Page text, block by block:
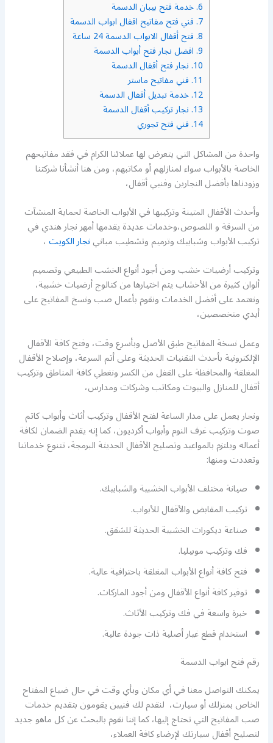
6. خدمة فتح بيبان الدسمة
7. فني فتح مفاتيح اقفال ابواب الدسمة
8. فتح أقفال الابواب الدسمة 24 ساعة
9. افضل نجار فتح أبواب الدسمة
10. نجار فتح أقفال الدسمة
11. فني مفاتيح ماستر
12. خدمة تبديل أقفال الدسمة
13. نجار تركيب أقفال الدسمة
14. فني فتح تجوري
واحدة من المشاكل التي يتعرض لها عملائنا الكرام في فقد مفاتيحهم
الخاصة بالأبواب سواء لمنازلهم أو مكاتبهم، ومن هنا أنشأنا شركتنا
وزودناها بأفضل النجارين وفنيي أقفال،
وأحدث الأقفال المتينة وتركيبها في الأبواب الخاصة لحماية المنشآت
من السرقة و اللصوص،وخدمات عديدة يقدمها أمهر نجار هندي في
تركيب الأبواب وشبابيك وترميم وتشطيب مبانينجار الكويت،
وتركيب أرضيات خشب ومن أجود أنواع الخشب الطبيعي وتصميم
ألوان كثيرة من الأخشاب يتم اختيارها من كتالوج أرضيات خشبية،
ونعتمد على أفضل الخدمات ونقوم بأعمال صب ونسخ المفاتيح على
أيدي متخصصين،
وعمل نسخة المفاتيح طبق الأصل وبأسرع وقت، وفتح كافة الأقفال
الإلكترونية بأحدث التقنيات الحديثة وعلى أتم السرعة، وإصلاح الأقفال
المغلقة والمحافظة على القفل من الكسر ونغطي كافة المناطق وتركيب
أقفال للمنازل والبيوت ومكاتب وشركات ومدارس،
ونجار يعمل على مدار الساعة لفتح الأقفال وتركيب أثاث وأبواب كاتم
صوت وتركيب غرف النوم وأبواب أكرديون، كما إنه يقدم الضمان لكافة
أعماله ويلتزم بالمواعيد وتصليح الأقفال الحديثة البرمجة، تتنوع خدماتنا
وتعددت ومنها:
صيانة مختلف الأبواب الخشبية والشبابيك.
تركيب المقابض والأقفال للأبواب.
صناعة ديكورات الخشبية الحديثة للشقق.
فك وتركيب موبيليا.
فتح كافة أنواع الأبواب المغلقة باحترافية عالية.
توفير كافة أنواع الأقفال ومن أجود الماركات.
خبرة واسعة في فك وتركيب الأثاث.
استخدام قطع غيار أصلية ذات جودة عالية.
رقم فتح ابواب الدسمة
يمكنك التواصل معنا في أي مكان وبأي وقت في حال ضياع المفتاح
الخاص بمنزلك أو سيارت، لنقدم لك فنيين يقومون بتقديم خدمات
صب المفاتيح التي تحتاج إليها، كما إننا نقوم بالبحث عن كل ماهو جديد
لتصليح أقفال سيارتك لإرضاء كافة العملاء،